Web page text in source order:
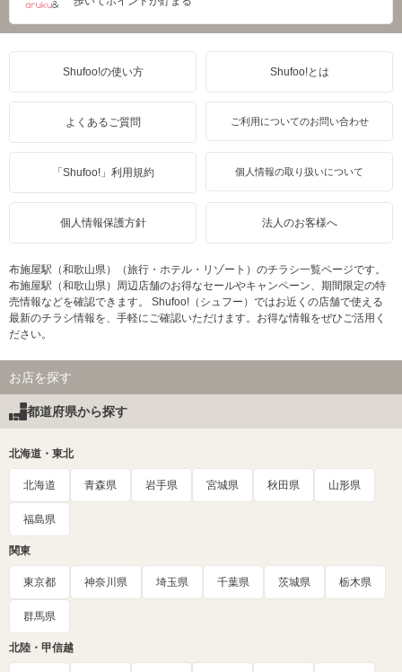
Shufoo!の使い方 Shufoo!とは
よくあるご質問 ご利用についてのお問い合わせ
「Shufoo!」利用規約 個人情報の取り扱いについて
個人情報保護方針 法人のお客様へ
布施屋駅（和歌山県）（旅行・ホテル・リゾート）のチラシ一覧ページです。
布施屋駅（和歌山県）周辺店舗のお得なセールやキャンペーン、期間限定の特
売情報などを確認できます。 Shufoo!（シュフー）ではお近くの店舗で使える
最新のチラシ情報を、手軽にご確認いただけます。お得な情報をぜひご活用く
ださい。
お店を探す
都道府県から探す
北海道・東北
北海道 青森県 岩手県 宮城県 秋田県 山形県
福島県
関東
東京都 神奈川県 埼玉県 千葉県 茨城県 栃木県
群馬県
北陸・甲信越